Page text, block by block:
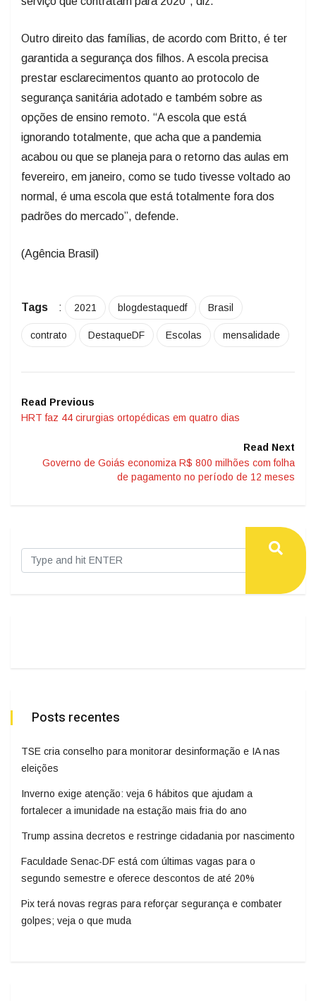
Outro direito das famílias, de acordo com Britto, é ter
garantida a segurança dos filhos. A escola precisa
prestar esclarecimentos quanto ao protocolo de
segurança sanitária adotado e também sobre as
opções de ensino remoto. “A escola que está
ignorando totalmente, que acha que a pandemia
acabou ou que se planeja para o retorno das aulas em
fevereiro, em janeiro, como se tudo tivesse voltado ao
normal, é uma escola que está totalmente fora dos
padrões do mercado”, defende.
(Agência Brasil)
Tags : 2021 blogdestaquedf Brasil
contrato DestaqueDF Escolas mensalidade
Read Previous
HRT faz 44 cirurgias ortopédicas em quatro dias
Read Next
Governo de Goiás economiza R$ 800 milhões com folha
de pagamento no período de 12 meses
Posts recentes
TSE cria conselho para monitorar desinformação e IA nas
eleições
Inverno exige atenção: veja 6 hábitos que ajudam a
fortalecer a imunidade na estação mais fria do ano
Trump assina decretos e restringe cidadania por nascimento
Faculdade Senac-DF está com últimas vagas para o
segundo semestre e oferece descontos de até 20%
Pix terá novas regras para reforçar segurança e combater
golpes; veja o que muda